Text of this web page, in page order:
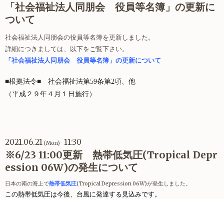
「社会福祉法人同朋会 役員等名簿」の更新に
ついて
社会福祉法人同朋会の役員等名簿を更新しました。
詳細につきましては、以下をご覧下さい。
「社会福祉法人同朋会 役員等名簿 」の更新について
■根拠法令■ 社会福祉法第59条第2項、他
（平成２９年４月１日施行）
2021.06.21(Mon) 11:30
※6/23 11:00更新 熱帯低気圧(Tropical Depr
ession 06W)の発生について
日本の南の海上で熱帯低気圧(Tropical Depression 06W)が発生しました。
この熱帯低気圧は今後、台風に発達する見込みです。